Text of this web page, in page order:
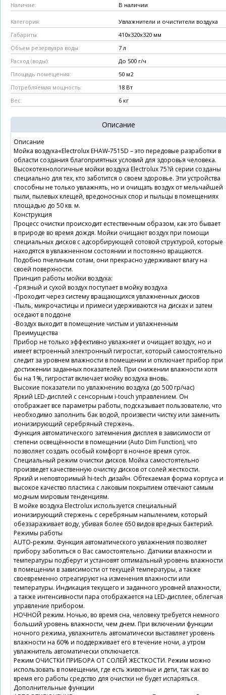
Наличие: В наличии
Категория: Увлажнители и очистители воздуха
Габариты: 410x320x320 мм
Объем резервуара воды: 7 л
Расход (воды): До 500 г/ч
Площадь помещения: 50 м2
Потребляемая мощность: 18 Вт
Вес: 6 кг
Описание
Описание
Мойка воздуха«Electrolux EHAW-7515D – это передовые разработки в
области создания благоприятных условий для здоровья человека.
Высокотехнологичные мойки воздуха Electrolux 75?й серии созданы
специально для тех, кто заботится о своем здоровье. Эти устройства
способны не только увлажнять, но и очищать воздух от мельчайшей
пыли, пылевых клещей, вредоносных спор и пыльцы в помещениях
площадью до 50 кв. м.
Конструкция
Процесс очистки происходит естественным образом, как это бывает
в природе во время дождя. Мойки очищают воздух при помощи
специальных дисков с адсорбирующей сотовой структурой, которые
находятся в увлажненном состоянии и постоянно вращаются.
Подобно пчелиным сотам, они прекрасно удерживают влагу на
своей поверхности.
Принцип работы мойки воздуха:
-Грязный и сухой воздух поступает в мойку воздуха
-Проходит через систему вращающихся увлажненных дисков
-Пыль, микрочастицы и примеси удерживаются на дисках и затем
оседают в поддоне
-Воздух выходит в помещение чистым и увлажненным
Преимущества
Прибор не только эффективно увлажняет и очищает воздух, но и
имеет встроенный электронный гигростат, который самостоятельно
следит за уровнем влажности в помещении и отключает прибор при
достижении заданных показателей. При снижении влажности хотя
бы на 1%, гигростат включает мойку воздуха вновь.
Высокие показатели по увлажнению воздуха (до 500 гр/час)
Яркий LED-дисплей с сенсорным i-touch управлением. Он
отображает все параметры работы, подсказывает пользователю, что
необходимо заполнить бак водой, произвести чистку или заменить
ионизирующий серебряный стержень.
Функция автоматического затемнения дисплея в зависимости от
степени освещённости в помещении (Auto Dim Function), что
позволяет создать особый комфорт в ночное время суток.
Специальный режим очистки дисков. Мойка самостоятельно
произведет качественную очистку дисков от солей жесткости.
Яркий и неповторимый hi-tech дизайн. Обтекаемая форма корпуса и
высокое качество пластика с лаковым покрытием отвечают самым
модным мировым тенденциям.
В мойке воздуха Electrolux используется специальный
ионизирующий стержень с серебряным напылением, который
обеззараживает воду, убивая более 650 видов вредных бактерий.
Режимы работы
AUTO-режим. Функция автоматического увлажнения позволяет
прибору заботиться о Вас самостоятельно. Датчики влажности и
температуры подберут и установят оптимальный уровень влажности
в помещении в зависимости от текущей температуры, а также
своевременно отреагируют на изменения влажности или
температуры. Индикация текущего и заданного уровней влажности,
а также интенсивности пара отображается на LED-дисплее, облегчая
управление прибором.
НОЧНОЙ режим. Ночью, во время сна, человеку требуется немного
больший уровень влажности, чем днем. При включении функции
ночного режима, увлажнитель автоматически выставляет уровень
влажности на 60% и поддерживает его в течение ночи, а утром
увлажнитель автоматически отключается.
Режим ОЧИСТКИ ПРИБОРА ОТ СОЛЕЙ ЖЕСТКОСТИ. Режим можно
использовать в помещении, где есть животные и дети, так как во
время его работы средство для очистки не будет испаряться.
Дополнительные функции